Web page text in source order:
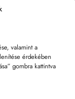
valamint a
érdekében
gombra kattintva